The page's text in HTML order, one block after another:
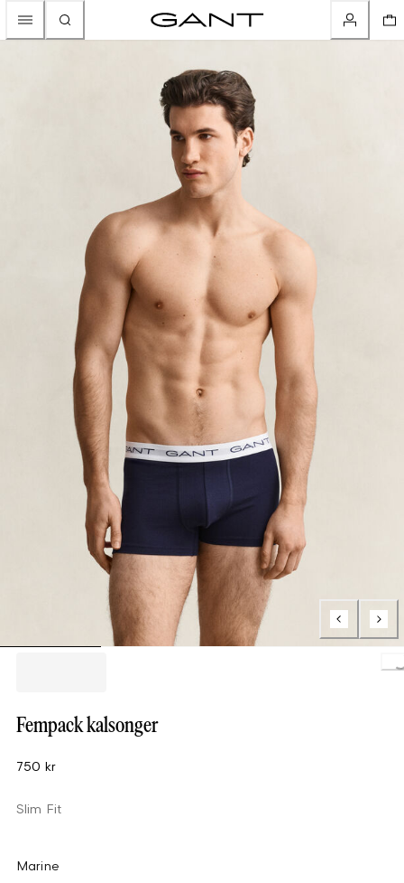
Fempack kalsonger
750 kr
Slim Fit
Marine